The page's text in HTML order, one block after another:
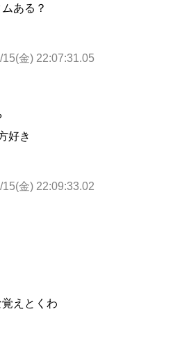
ある？
15(金) 22:07:31.05
好き
15(金) 22:09:33.02
えとくわ